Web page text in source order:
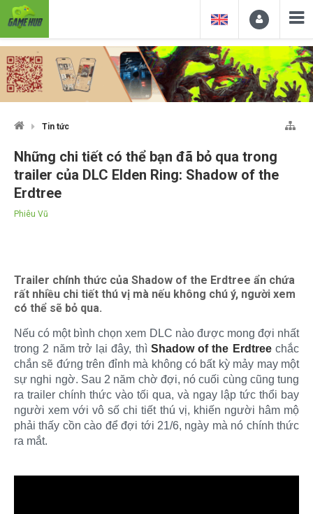
Tin tức
Những chi tiết có thể bạn đã bỏ qua trong
trailer của DLC Elden Ring: Shadow of the
Erdtree
Phiêu Vũ
Trailer chính thức của Shadow of the Erdtree ẩn chứa
rất nhiều chi tiết thú vị mà nếu không chú ý, người xem
có thể sẽ bỏ qua.
Nếu có một bình chọn xem DLC nào được mong đợi nhất
trong 2 năm trở lại đây, thì Shadow of the Erdtreechắc
chắn sẽ đứng trên đỉnh mà không có bất kỳ mảy may một
sự nghi ngờ. Sau 2 năm chờ đợi, nó cuối cùng cũng tung
ra trailer chính thức vào tối qua, và ngay lập tức thổi bay
người xem với vô số chi tiết thú vị, khiến người hâm mộ
phải thấy cồn cào để đợi tới 21/6, ngày mà nó chính thức
ra mắt.